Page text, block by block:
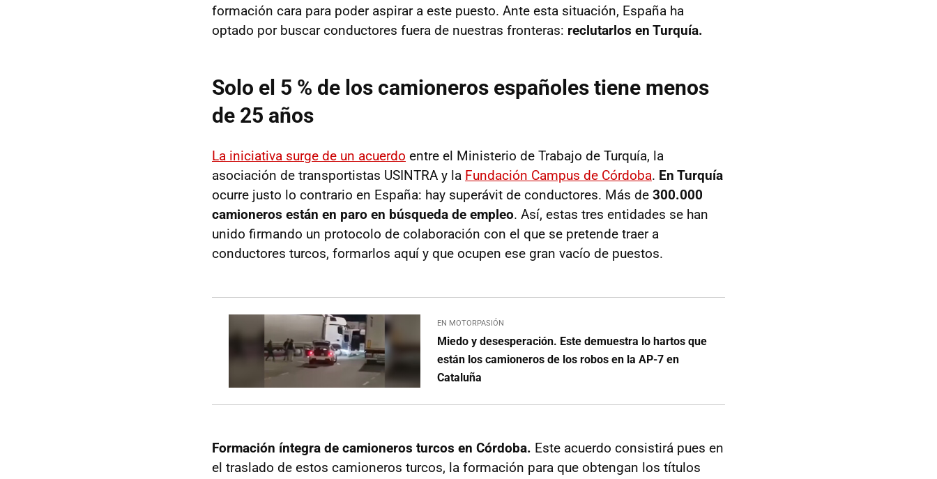
formación cara para poder aspirar a este puesto. Ante esta situación, España ha
optado por buscar conductores fuera de nuestras fronteras: reclutarlos en Turquía.
Solo el 5 % de los camioneros españoles tiene menos
de 25 años
La iniciativa surge de un acuerdo entre el Ministerio de Trabajo de Turquía, la
asociación de transportistas USINTRA y la Fundación Campus de Córdoba. En Turquía
ocurre justo lo contrario en España: hay superávit de conductores. Más de 300.000
camioneros están en paro en búsqueda de empleo. Así, estas tres entidades se han
unido firmando un protocolo de colaboración con el que se pretende traer a
conductores turcos, formarlos aquí y que ocupen ese gran vacío de puestos.
EN MOTORPASIÓN
Miedo y desesperación. Este demuestra lo hartos que
están los camioneros de los robos en la AP-7 en
Cataluña
Formación íntegra de camioneros turcos en Córdoba. Este acuerdo consistirá pues en
el traslado de estos camioneros turcos, la formación para que obtengan los títulos